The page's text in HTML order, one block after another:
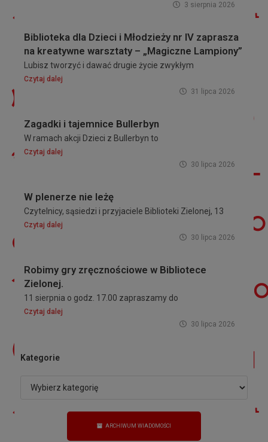
3 sierpnia 2026
Biblioteka dla Dzieci i Młodzieży nr IV zaprasza
na kreatywne warsztaty – „Magiczne Lampiony”
Lubisz tworzyć i dawać drugie życie zwykłym
Czytaj dalej
31 lipca 2026
Zagadki i tajemnice Bullerbyn
W ramach akcji Dzieci z Bullerbyn to
Czytaj dalej
30 lipca 2026
W plenerze nie leżę
Czytelnicy, sąsiedzi i przyjaciele Biblioteki Zielonej, 13
Czytaj dalej
30 lipca 2026
Robimy gry zręcznościowe w Bibliotece
Zielonej.
11 sierpnia o godz. 17.00 zapraszamy do
Czytaj dalej
30 lipca 2026
Kategorie
ARCHIWUM WIADOMOŚCI